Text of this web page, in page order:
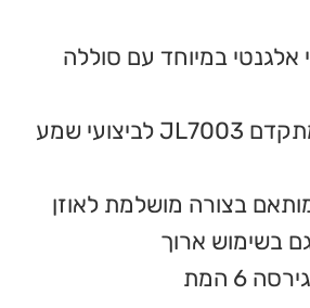
במיוחד עם סוללה
מצוידות בצ’יפסט מתקדם JL7003 לביצועי שמע
בצורה מושלמת לאוזן
בשימוש ארוך
6 המת